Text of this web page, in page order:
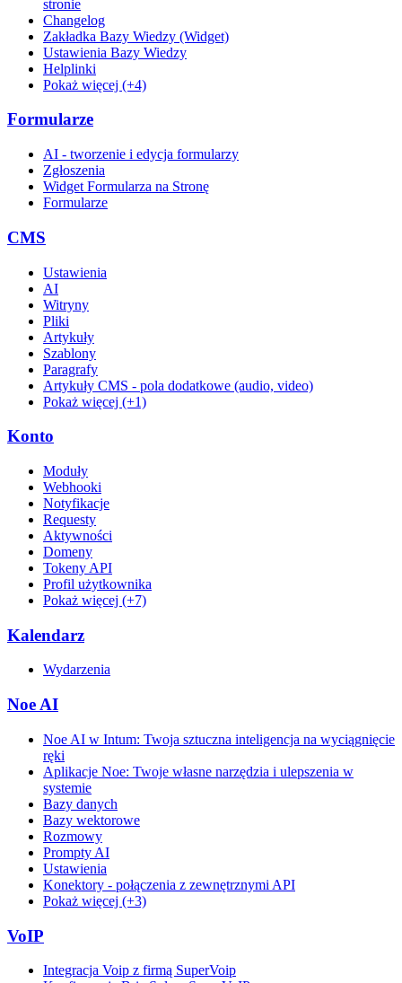
stronie
Changelog
Zakładka Bazy Wiedzy (Widget)
Ustawienia Bazy Wiedzy
Helplinki
Pokaż więcej (+4)
Formularze
AI - tworzenie i edycja formularzy
Zgłoszenia
Widget Formularza na Stronę
Formularze
CMS
Ustawienia
AI
Witryny
Pliki
Artykuły
Szablony
Paragrafy
Artykuły CMS - pola dodatkowe (audio, video)
Pokaż więcej (+1)
Konto
Moduły
Webhooki
Notyfikacje
Requesty
Aktywności
Domeny
Tokeny API
Profil użytkownika
Pokaż więcej (+7)
Kalendarz
Wydarzenia
Noe AI
Noe AI w Intum: Twoja sztuczna inteligencja na wyciągnięcie
ręki
Aplikacje Noe: Twoje własne narzędzia i ulepszenia w
systemie
Bazy danych
Bazy wektorowe
Rozmowy
Prompty AI
Ustawienia
Konektory - połączenia z zewnętrznymi API
Pokaż więcej (+3)
VoIP
Integracja Voip z firmą SuperVoip